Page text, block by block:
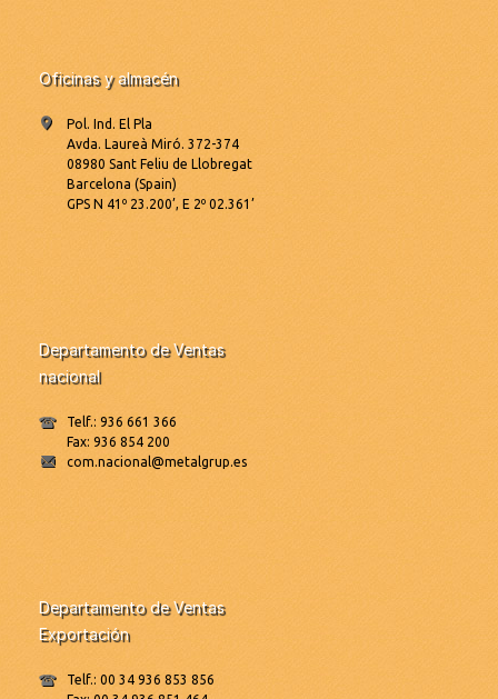
Oficinas y almacén
Pol. Ind. El Pla
Avda. Laureà Miró. 372-374
08980 Sant Feliu de Llobregat
Barcelona (Spain)
GPS N 41º 23.200’, E 2º 02.361’
Departamento de Ventas
nacional
Telf.: 936 661 366
Fax: 936 854 200
com.nacional@metalgrup.es
Departamento de Ventas
Exportación
Telf.: 00 34 936 853 856